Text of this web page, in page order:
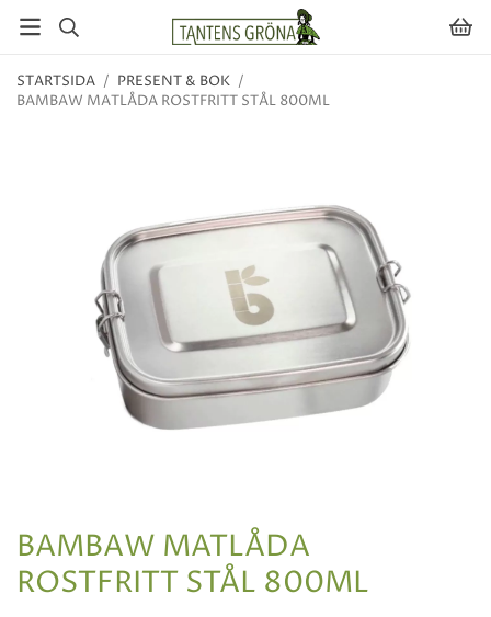
STARTSIDA / PRESENT & BOK /
BAMBAW MATLÅDA ROSTFRITT STÅL 800ML
BAMBAW MATLÅDA
ROSTFRITT STÅL 800ML